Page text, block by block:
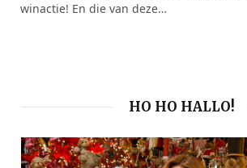
winactie! En die van deze…
HO HO HALLO!